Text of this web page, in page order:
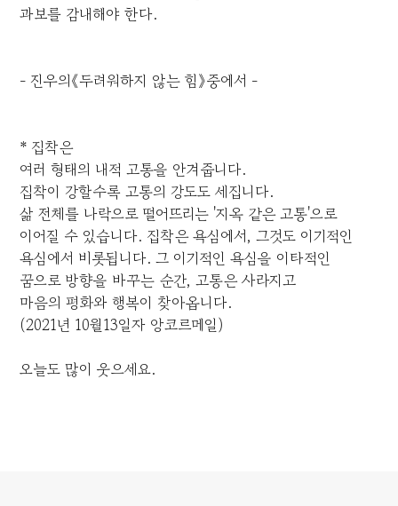
과보를 감내해야 한다.
- 진우의《두려워하지 않는 힘》중에서 -
* 집착은
여러 형태의 내적 고통을 안겨줍니다.
집착이 강할수록 고통의 강도도 세집니다.
삶 전체를 나락으로 떨어뜨리는 '지옥 같은 고통'으로
이어질 수 있습니다. 집착은 욕심에서, 그것도 이기적인
욕심에서 비롯됩니다. 그 이기적인 욕심을 이타적인
꿈으로 방향을 바꾸는 순간, 고통은 사라지고
마음의 평화와 행복이 찾아옵니다.
(2021년 10월13일자 앙코르메일)
오늘도 많이 웃으세요.